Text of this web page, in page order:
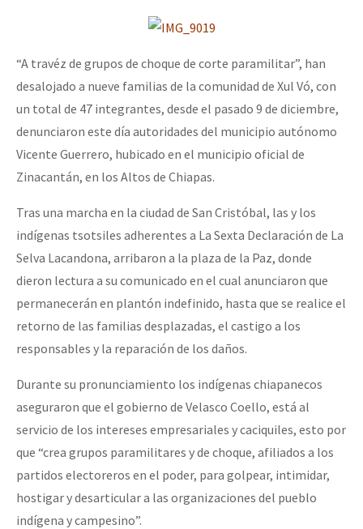
“A travéz de grupos de choque de corte paramilitar”, han
desalojado a nueve familias de la comunidad de Xul Vó, con
un total de 47 integrantes, desde el pasado 9 de diciembre,
denunciaron este día autoridades del municipio autónomo
Vicente Guerrero, hubicado en el municipio oficial de
Zinacantán, en los Altos de Chiapas.
Tras una marcha en la ciudad de San Cristóbal, las y los
indígenas tsotsiles adherentes a La Sexta Declaración de La
Selva Lacandona, arribaron a la plaza de la Paz, donde
dieron lectura a su comunicado en el cual anunciaron que
permanecerán en plantón indefinido, hasta que se realice el
retorno de las familias desplazadas, el castigo a los
responsables y la reparación de los daños.
Durante su pronunciamiento los indígenas chiapanecos
aseguraron que el gobierno de Velasco Coello, está al
servicio de los intereses empresariales y caciquiles, esto por
que “crea grupos paramilitares y de choque, afiliados a los
partidos electoreros en el poder, para golpear, intimidar,
hostigar y desarticular a las organizaciones del pueblo
indígena y campesino”.